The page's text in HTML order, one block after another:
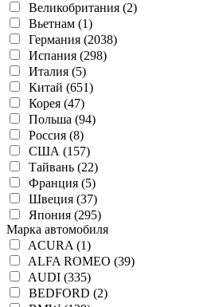
Великобритания (2)
Вьетнам (1)
Германия (2038)
Испания (298)
Италия (5)
Китай (651)
Корея (47)
Польша (94)
Россия (8)
США (157)
Тайвань (22)
Франция (5)
Швеция (37)
Япония (295)
Марка автомобиля
ACURA (1)
ALFA ROMEO (39)
AUDI (335)
BEDFORD (2)